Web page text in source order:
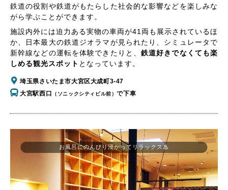
鉄道の役割や鉄道がもたらした社会的な影響などを楽しみな
がら学ぶことができます。
施設内外には迫力ある実物の車両が41両も展示されているほ
か、日本最大の鉄道ジオラマが見られたり、シミュレータで
新幹線などの運転を体験できたりと、 鉄道好きでなくても楽
しめる観光スポット となっています。
埼玉県さいたま市大宮区大成町3-47
大宮駅西口
（ソニックシティビル前）で下車
お風呂にのんびり浸かってリラックス♨